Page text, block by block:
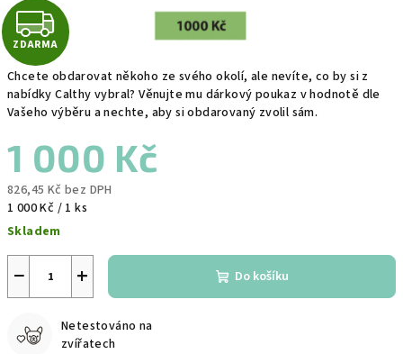
Chcete obdarovat někoho ze svého okolí, ale nevíte, co by si z
nabídky Calthy vybral? Věnujte mu dárkový poukaz v hodnotě dle
Vašeho výběru a nechte, aby si obdarovaný zvolil sám.
1 000 Kč
826,45 Kč bez DPH
Měrná
cena:
1 000 Kč / 1 ks
Skladem
+
− Do košíku
Netestováno na
zvířatech
Z
D
A
R
M
A
ZDARMA